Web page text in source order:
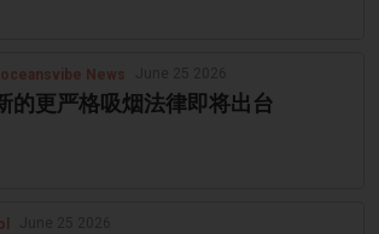
News
的更严格吸烟法律即将出台